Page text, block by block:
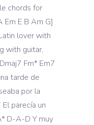
chords for
Em E B Am G]
lover with
with guitar,
Fm* Em7
tarde de
por la
parecía un
D-A-D Y muy